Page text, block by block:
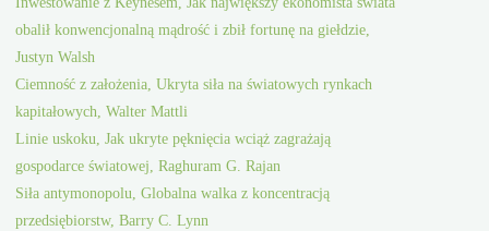
obalił konwencjonalną mądrość i zbił fortunę na giełdzie,
Justyn Walsh
Ciemność z założenia, Ukryta siła na światowych rynkach
kapitałowych, Walter Mattli
Linie uskoku, Jak ukryte pęknięcia wciąż zagrażają
gospodarce światowej, Raghuram G. Rajan
Siła antymonopolu, Globalna walka z koncentracją
przedsiębiorstw, Barry C. Lynn